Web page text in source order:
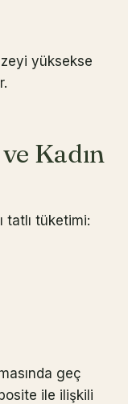
yüksekse
Kadın
tatlı tüketimi:
geç
ile ilişkili